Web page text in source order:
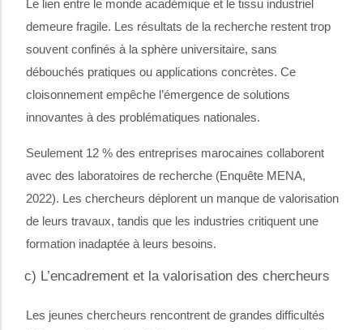
Le lien entre le monde académique et le tissu industriel
demeure fragile. Les résultats de la recherche restent trop
souvent confinés à la sphère universitaire, sans
débouchés pratiques ou applications concrètes. Ce
cloisonnement empêche l’émergence de solutions
innovantes à des problématiques nationales.
Seulement 12 % des entreprises marocaines collaborent
avec des laboratoires de recherche (Enquête MENA,
2022). Les chercheurs déplorent un manque de valorisation
de leurs travaux, tandis que les industries critiquent une
formation inadaptée à leurs besoins.
c) L’encadrement et la valorisation des chercheurs
Les jeunes chercheurs rencontrent de grandes difficultés